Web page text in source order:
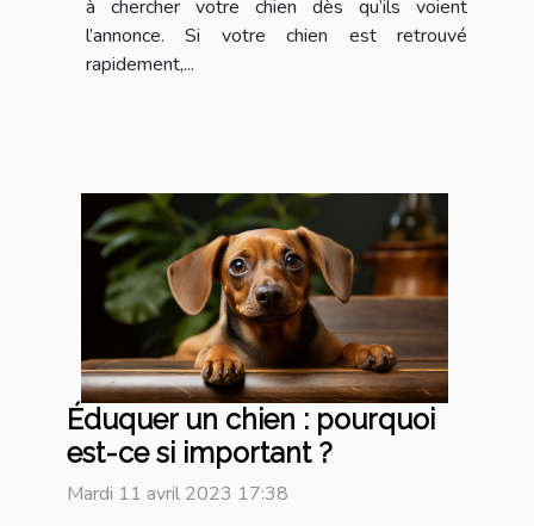
à chercher votre chien dès qu’ils voient
l’annonce. Si votre chien est retrouvé
rapidement,...
Éduquer un chien : pourquoi
est-ce si important ?
Mardi 11 avril 2023 17:38